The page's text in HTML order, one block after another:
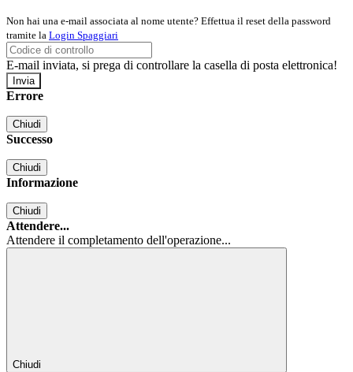
Non hai una e-mail associata al nome utente? Effettua il reset della password
tramite la Login Spaggiari
E-mail inviata, si prega di controllare la casella di posta elettronica!
Errore
Chiudi
Successo
Chiudi
Informazione
Chiudi
Attendere...
Attendere il completamento dell'operazione...
Chiudi